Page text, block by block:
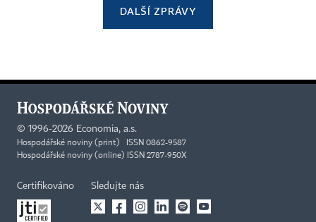
DALŠÍ ZPRÁVY
© 1996-2026 Economia, a.s.
Hospodářské noviny (print) ISSN 0862-9587
Hospodářské noviny (online) ISSN 2787-950X
Certifikováno Sledujte nás